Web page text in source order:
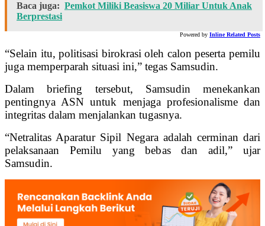
Baca juga: Pemkot Miliki Beasiswa 20 Miliar Untuk Anak
Berprestasi
Powered by Inline Related Posts
“Selain itu, politisasi birokrasi oleh calon peserta pemilu
juga memperparah situasi ini,” tegas Samsudin.
Dalam briefing tersebut, Samsudin menekankan
pentingnya ASN untuk menjaga profesionalisme dan
integritas dalam menjalankan tugasnya.
“Netralitas Aparatur Sipil Negara adalah cerminan dari
pelaksanaan Pemilu yang bebas dan adil,” ujar
Samsudin.